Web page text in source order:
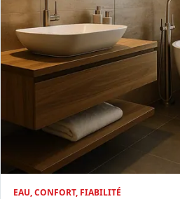
EAU, CONFORT, FIABILITÉ